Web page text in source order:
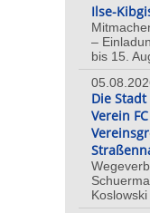
Ilse-
–
bis 15.
Die
Verein